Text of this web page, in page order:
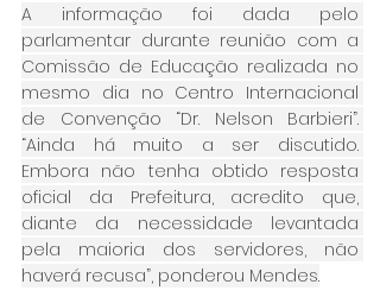
A informação foi dada pelo
parlamentar durante reunião com a
Comissão de Educação realizada no
mesmo dia no Centro Internacional
de Convenção “Dr. Nelson Barbieri”.
“Ainda há muito a ser discutido.
Embora não tenha obtido resposta
oficial da Prefeitura, acredito que,
diante da necessidade levantada
pela maioria dos servidores, não
haverá recusa”, ponderou Mendes.